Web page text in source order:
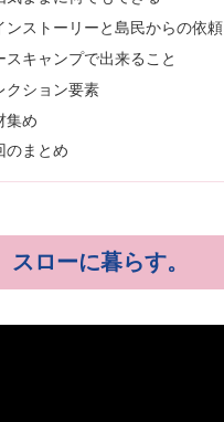
ンストーリーと島民からの依頼
スキャンプで出来ること
クション要素
集め
のまとめ
スローに暮らす。